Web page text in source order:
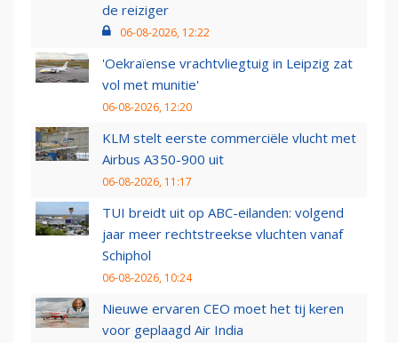
de reiziger
06-08-2026, 12:22
'Oekraïense vrachtvliegtuig in Leipzig zat
vol met munitie'
06-08-2026, 12:20
KLM stelt eerste commerciële vlucht met
Airbus A350-900 uit
06-08-2026, 11:17
TUI breidt uit op ABC-eilanden: volgend
jaar meer rechtstreekse vluchten vanaf
Schiphol
06-08-2026, 10:24
Nieuwe ervaren CEO moet het tij keren
voor geplaagd Air India